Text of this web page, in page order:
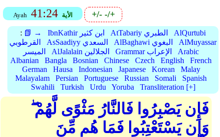
Ayah 41:24 الأية +/--/+
: 📗 → IbnKathir ابن كثير AtTabariy الطبري
AlQurtubi
القرطوبي
AsSaadiyy السعدي AlBaghawi البغوي
AlMuyassar
الميسر
AlJalalain الجلالين Grammar الإعراب
Arabic
Albanian
Bangla Bosnian Chinese Czech English
French
German
Hausa Indonesian Japanese Korean
Malay
Malayalam
Persian Portuguese Russian Somali
Spanish
Swahili
Turkish Urdu Yoruba Transliteration [+]
فَإِن يَصْبِرُوا فَالنَّارُ مَثْوًى لَّهُمْ ۖ
وَإِن يَسْتَعْتِبُوا فَمَا هُم مِّنَ